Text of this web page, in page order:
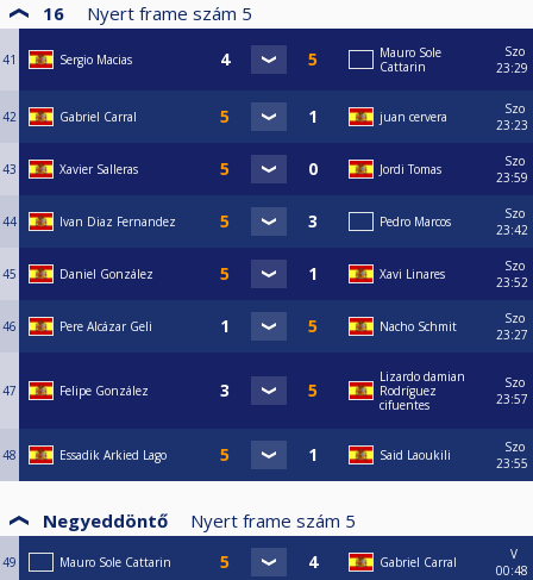
16 Nyert frame szám 5
41 Sergio Macias
Mauro Sole
Cattarin
Szo
23:29
42 Gabriel Carral juan cervera
Szo
23:23
43 Xavier Salleras Jordi Tomas
Szo
23:59
44 Ivan Diaz Fernandez Pedro Marcos
Szo
23:42
45 Daniel González Xavi Linares
Szo
23:52
46 Pere Alcázar Geli Nacho Schmit
Szo
23:27
47 Felipe González
Lizardo damian
Rodríguez
cifuentes
Szo
23:57
48 Essadik Arkied Lago Said Laoukili
Szo
23:55
Negyeddöntő Nyert frame szám 5
49 Mauro Sole Cattarin Gabriel Carral
V
00:48